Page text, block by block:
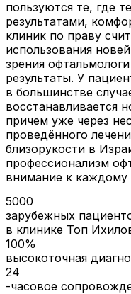
пользуются те, где
результатами,
клиник по праву
использования
зрения
результаты. У
в большинстве
восстанавливается
причем уже через
проведённого
близорукости в
профессионализм
внимание к каждому
5000
зарубежных
в клинике Топ
100%
высокоточная
24
-часовое